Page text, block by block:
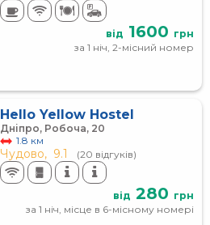
від 1600 грн
за 1 ніч, 2-місний номер
Hello Yellow Hostel
Дніпро, Робоча, 20
1.8 км
Чудово, 9.1 (20 відгуків)
від 280 грн
за 1 ніч, місце в 6-місному номері